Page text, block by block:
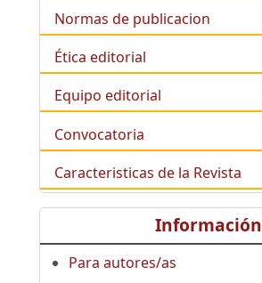
Normas de publicacion
Ética editorial
Equipo editorial
Convocatoria
Caracteristicas de la Revista
Información
Para autores/as